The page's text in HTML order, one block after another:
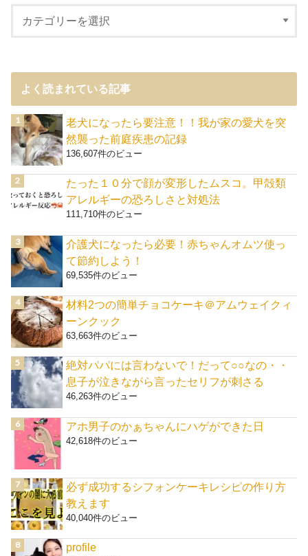
よく読まれている記事
老犬になったら要注意！！我が家の愛犬を突
然襲った前庭疾患の記録
136,607件のビュー
たった１０分で顔が変形したムスコ。甲殻類
アレルギーの恐ろしさと対処法
111,710件のビュー
介護犬になったら必要！赤ちゃんオムツ使っ
て節約しよう！
69,535件のビュー
材料2つの簡単チョコケーキ＠アムウェイクィ
ーンクック
63,663件のビュー
絶対パパには言わないで！だって○○なの・・
息子が泣きながら言ったセリフが刺さる
46,263件のビュー
アホ男子のかぁちゃんにハゲができた日
42,618件のビュー
必ず成功するシフォンケーキレシピの作り方
教えます
40,040件のビュー
profile